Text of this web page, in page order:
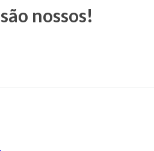
são nossos!